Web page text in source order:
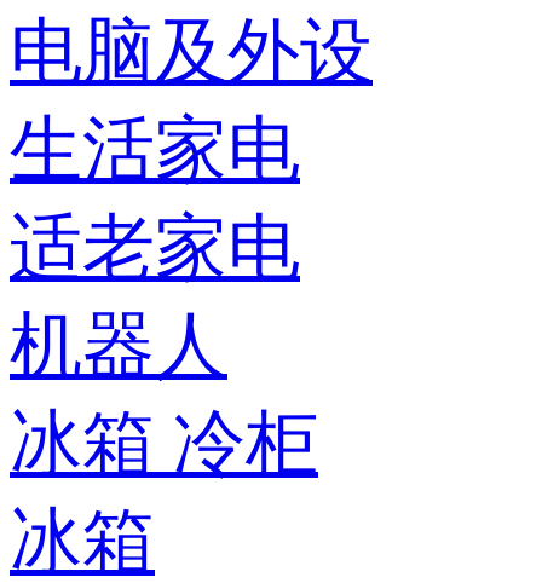
电脑及外设
生活家电
适老家电
机器人
冰箱 冷柜
冰箱